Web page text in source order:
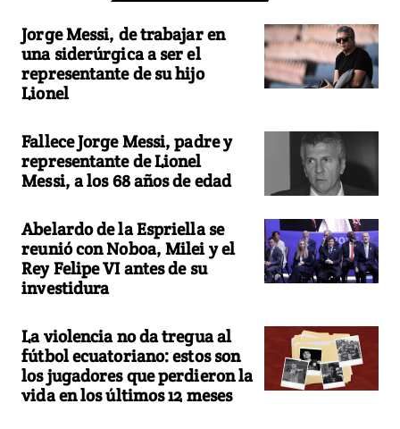
Jorge Messi, de trabajar en
una siderúrgica a ser el
representante de su hijo
Lionel
Fallece Jorge Messi, padre y
representante de Lionel
Messi, a los 68 años de edad
Abelardo de la Espriella se
reunió con Noboa, Milei y el
Rey Felipe VI antes de su
investidura
La violencia no da tregua al
fútbol ecuatoriano: estos son
los jugadores que perdieron la
vida en los últimos 12 meses